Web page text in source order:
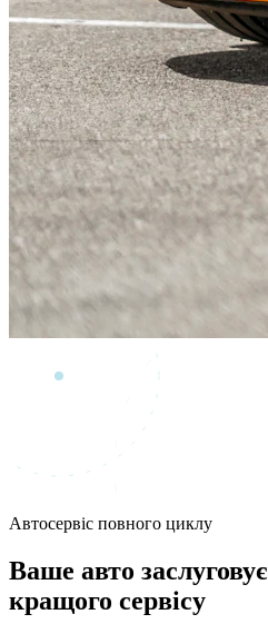
Автосервіс повного циклу
Ваше авто заслуговує
кращого сервісу